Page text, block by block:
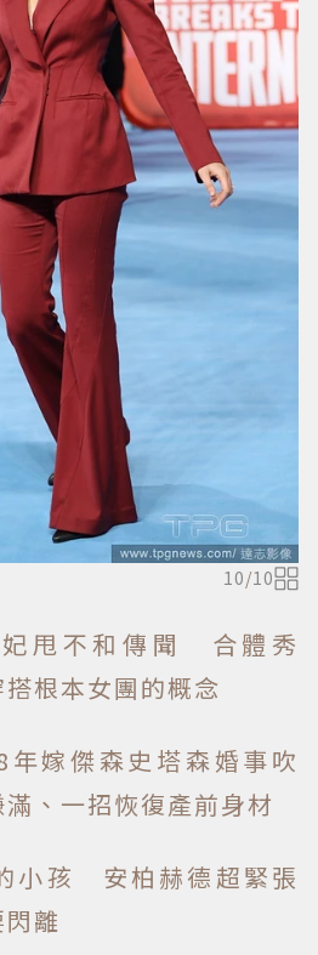
10/10
甩不和傳聞 合體秀
搭根本女團的概念
嫁傑森史塔森婚事吹
、一招恢復產前身材
小孩 安柏赫德超緊張
閃離